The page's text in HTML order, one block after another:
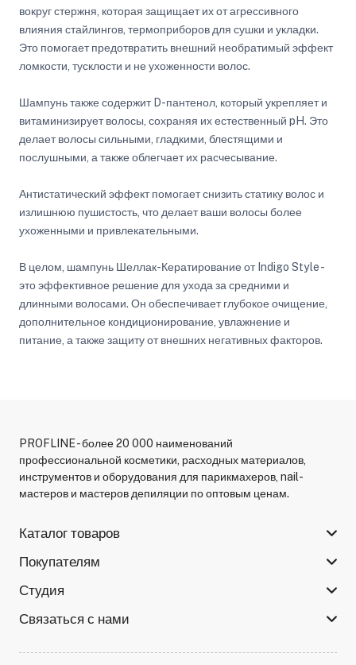
вокруг стержня, которая защищает их от агрессивного
влияния стайлингов, термоприборов для сушки и укладки.
Это помогает предотвратить внешний необратимый эффект
ломкости, тусклости и не ухоженности волос.
Шампунь также содержит D-пантенол, который укрепляет и
витаминизирует волосы, сохраняя их естественный pH. Это
делает волосы сильными, гладкими, блестящими и
послушными, а также облегчает их расчесывание.
Антистатический эффект помогает снизить статику волос и
излишнюю пушистость, что делает ваши волосы более
ухоженными и привлекательными.
В целом, шампунь Шеллак-Кератирование от Indigo Style -
это эффективное решение для ухода за средними и
длинными волосами. Он обеспечивает глубокое очищение,
дополнительное кондиционирование, увлажнение и
питание, а также защиту от внешних негативных факторов.
PROFLINE - более 20 000 наименований
профессиональной косметики, расходных материалов,
инструментов и оборудования для парикмахеров, nail-
мастеров и мастеров депиляции по оптовым ценам.
Каталог товаров
Покупателям
Студия
Связаться с нами